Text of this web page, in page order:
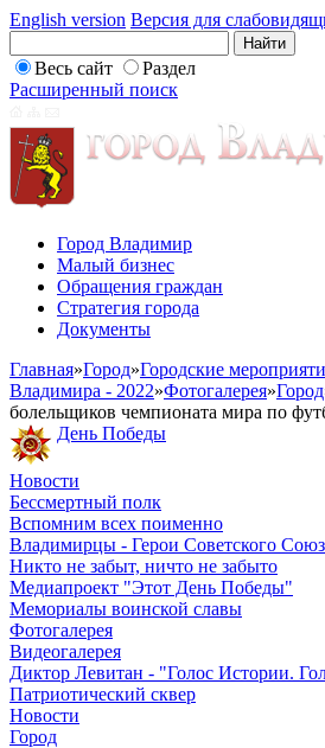
English version Версия для
Весь сайт
Раздел
Расширенный поиск
Город Владимир
Малый бизнес
Обращения граждан
Стратегия города
Документы
Главная»Город»Городские
Владимира - 2022»Фотогалерея»Город
болельщиков чемпионата мира по
День Победы
Новости
Бессмертный полк
Вспомним всех поименно
Владимирцы - Герои Советского
Никто не забыт, ничто не забыто
Медиапроект "Этот День Победы"
Мемориалы воинской славы
Фотогалерея
Видеогалерея
Диктор Левитан - "Голос Истории.
Патриотический сквер
Новости
Город